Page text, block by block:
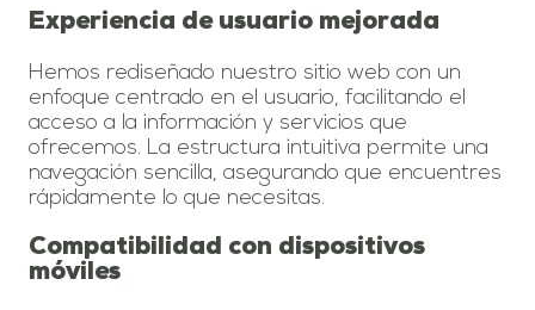
Experiencia de usuario mejorada
Hemos rediseñado nuestro sitio web con un
enfoque centrado en el usuario, facilitando el
acceso a la información y servicios que
ofrecemos. La estructura intuitiva permite una
navegación sencilla, asegurando que encuentres
rápidamente lo que necesitas.
Compatibilidad con dispositivos
móviles